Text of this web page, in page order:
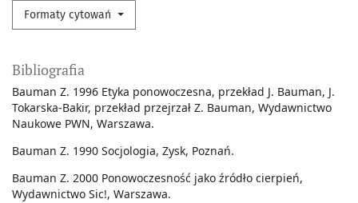
Formaty cytowań
Bibliografia
Bauman Z. 1996 Etyka ponowoczesna, przekład J. Bauman, J.
Tokarska-Bakir, przekład przejrzał Z. Bauman, Wydawnictwo
Naukowe PWN, Warszawa.
Bauman Z. 1990 Socjologia, Zysk, Poznań.
Bauman Z. 2000 Ponowoczesność jako źródło cierpień,
Wydawnictwo Sic!, Warszawa.